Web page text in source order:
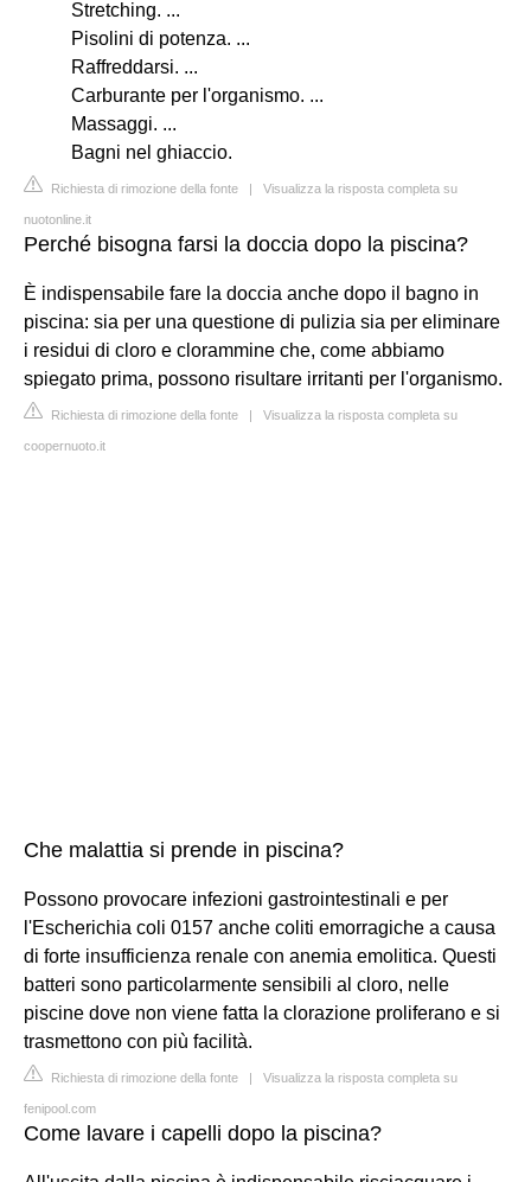
Stretching. ...
Pisolini di potenza. ...
Raffreddarsi. ...
Carburante per l'organismo. ...
Massaggi. ...
Bagni nel ghiaccio.
Richiesta di rimozione della fonte | Visualizza la risposta completa su
nuotonline.it
Perché bisogna farsi la doccia dopo la piscina?
È indispensabile fare la doccia anche dopo il bagno in
piscina: sia per una questione di pulizia sia per eliminare
i residui di cloro e clorammine che, come abbiamo
spiegato prima, possono risultare irritanti per l'organismo.
Richiesta di rimozione della fonte | Visualizza la risposta completa su
coopernuoto.it
Che malattia si prende in piscina?
Possono provocare infezioni gastrointestinali e per
l'Escherichia coli 0157 anche coliti emorragiche a causa
di forte insufficienza renale con anemia emolitica. Questi
batteri sono particolarmente sensibili al cloro, nelle
piscine dove non viene fatta la clorazione proliferano e si
trasmettono con più facilità.
Richiesta di rimozione della fonte | Visualizza la risposta completa su
fenipool.com
Come lavare i capelli dopo la piscina?